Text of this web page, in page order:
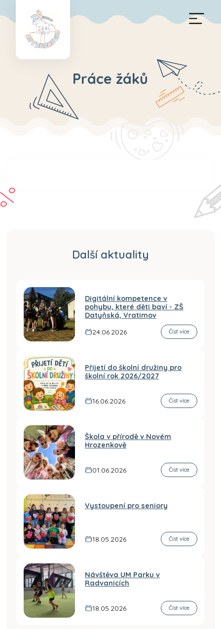
Práce žáků
Další aktuality
Digitální kompetence v
pohybu, které děti baví - ZŠ
Datyňská, Vratimov
24.06.2026
Číst více
Přijetí do školní družiny pro
školní rok 2026/2027
16.06.2026 Číst více
Škola v přírodě v Novém
Hrozenkově
01.06.2026 Číst více
Vystoupení pro seniory
18.05.2026 Číst více
Návštěva UM Parku v
Radvanicích
18.05.2026 Číst více